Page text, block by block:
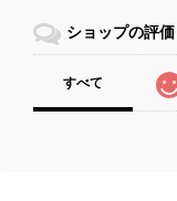
ショップの評価
すべて